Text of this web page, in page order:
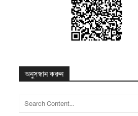
অনুসন্ধান করুন